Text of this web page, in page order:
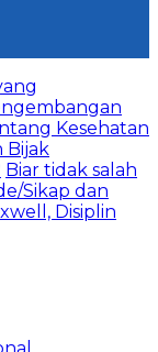
Kesehatan
Bijak
Biar tidak salah
Sikap dan
Disiplin